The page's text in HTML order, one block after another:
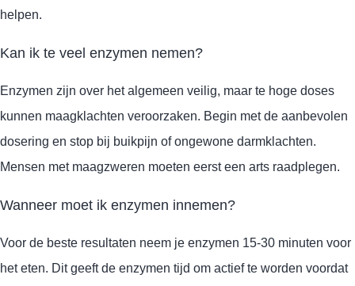
helpen.
Kan ik te veel enzymen nemen?
Enzymen zijn over het algemeen veilig, maar te hoge doses
kunnen maagklachten veroorzaken. Begin met de aanbevolen
dosering en stop bij buikpijn of ongewone darmklachten.
Mensen met maagzweren moeten eerst een arts raadplegen.
Wanneer moet ik enzymen innemen?
Voor de beste resultaten neem je enzymen 15-30 minuten voor
het eten. Dit geeft de enzymen tijd om actief te worden voordat